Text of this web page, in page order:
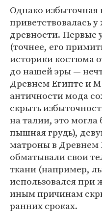
Однако избыточная
приветствовалась
древности. Первые
(точнее, его
историки костюма
до нашей эры —
Древнем Египте и
античности мода
скрыть
на талии, это
пышная грудь),
матроны в Древнем
обматывали свои
ткани (например,
использовался при
иным причинам
ранних сроках.